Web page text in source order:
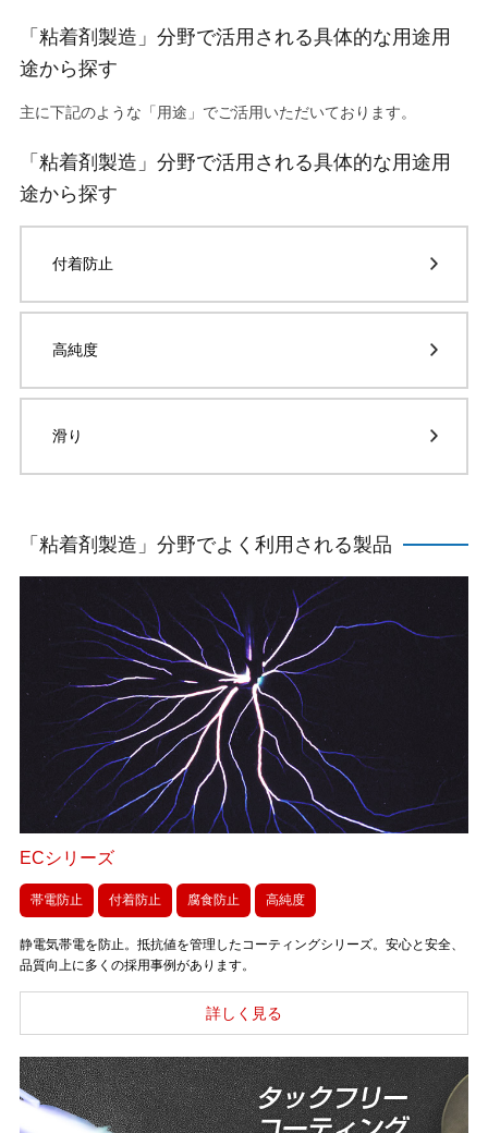
「粘着剤製造」分野で活用される具体的な用途用
途から探す
主に下記のような「用途」でご活用いただいております。
「粘着剤製造」分野で活用される具体的な用途用
途から探す
付着防止
高純度
滑り
「粘着剤製造」分野でよく利用される製品
ECシリーズ
帯電防止 付着防止 腐食防止 高純度
静電気帯電を防止。抵抗値を管理したコーティングシリーズ。安心と安全、
品質向上に多くの採用事例があります。